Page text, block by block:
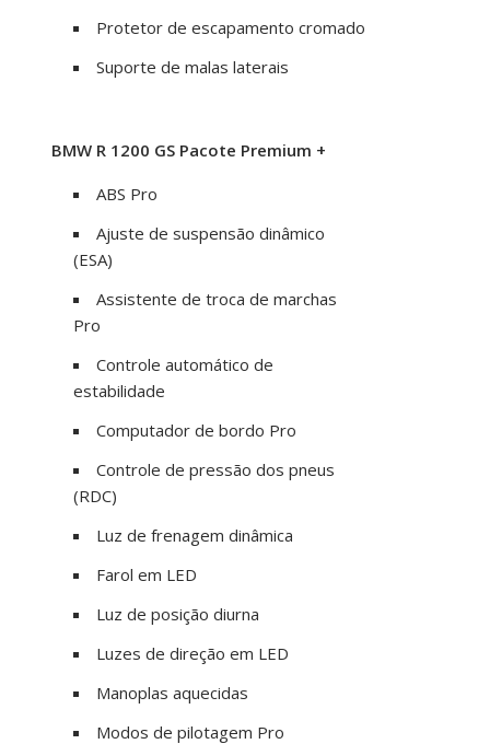
Protetor de escapamento cromado
Suporte de malas laterais
BMW R 1200 GS Pacote Premium +
ABS Pro
Ajuste de suspensão dinâmico
(ESA)
Assistente de troca de marchas
Pro
Controle automático de
estabilidade
Computador de bordo Pro
Controle de pressão dos pneus
(RDC)
Luz de frenagem dinâmica
Farol em LED
Luz de posição diurna
Luzes de direção em LED
Manoplas aquecidas
Modos de pilotagem Pro